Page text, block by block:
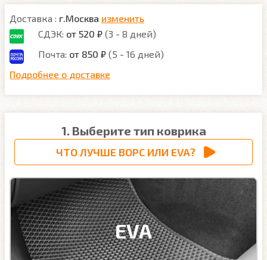
Доставка : г.Москва изменить
СДЭК: от 520 ₽ (3 - 8 дней)
Почта: от 850 ₽ (5 - 16 дней)
Подробнее о доставке
1. Выберите тип коврика
ЧТО ЛУЧШЕ ВОРС ИЛИ EVA?
EVA